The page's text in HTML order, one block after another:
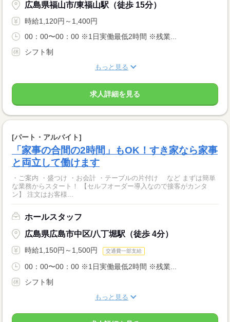
広島県福山市/東福山駅（徒歩 15分）
時給1,120円～1,400円
00：00〜00：00 ※1日実働最低2時間 ※残業...
シフト制
もっと見る
求人詳細を見る
[パート・アルバイト]
「家事の合間の2時間」もOK！すき家なら家事
と両立して働けます
・ご案内 ・盛つけ ・お会計 ・テーブルの片付け など まずは簡単
な業務からスタート！ 【セルフオーダー導入なので接客がカンタ
ン】 注文はお客様...
ホールスタッフ
広島県広島市中区/八丁堀駅（徒歩 4分）
時給1,150円～1,500円 交通費一部支給
00：00〜00：00 ※1日実働最低2時間 ※残業...
シフト制
もっと見る